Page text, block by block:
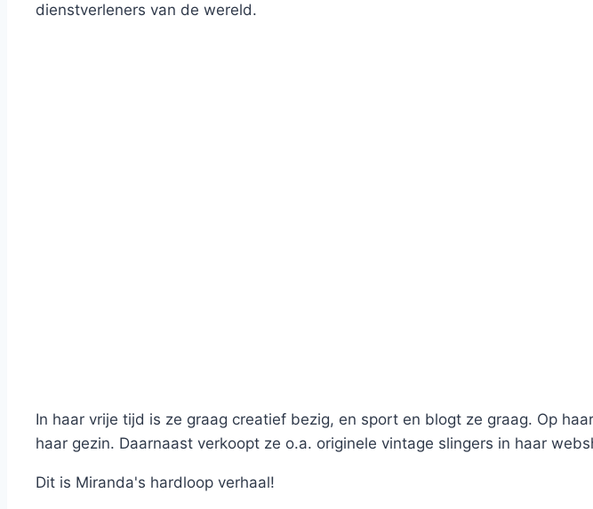
dienstverleners van de wereld.
In haar vrije tijd is ze graag creatief bezig, en sport en blogt ze graag. Op
haar gezin. Daarnaast verkoopt ze o.a. originele vintage slingers in haar
Dit is Miranda's hardloop verhaal!